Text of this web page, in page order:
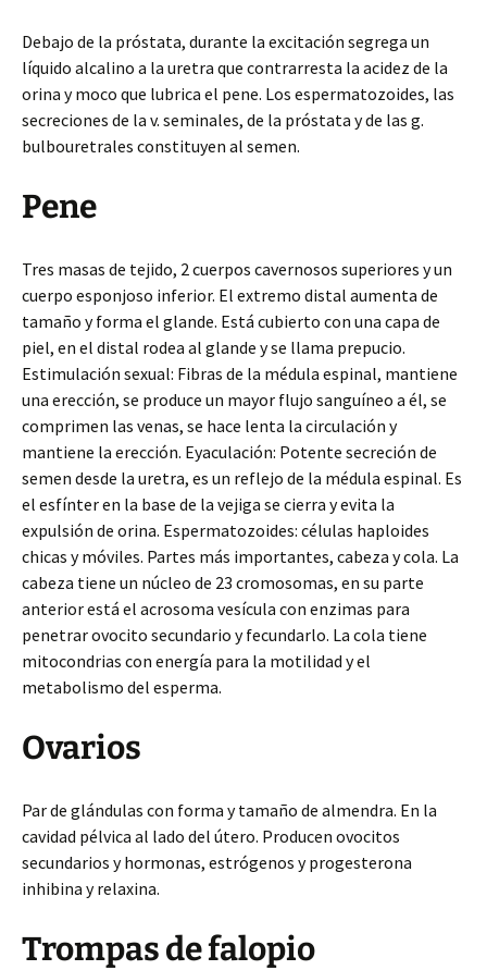
Debajo de la próstata, durante la excitación segrega un
líquido alcalino a la uretra que contrarresta la acidez de la
orina y moco que lubrica el pene. Los espermatozoides, las
secreciones de la v. seminales, de la próstata y de las g.
bulbouretrales constituyen al semen.
Pene
Tres masas de tejido, 2 cuerpos cavernosos superiores y un
cuerpo esponjoso inferior. El extremo distal aumenta de
tamaño y forma el glande. Está cubierto con una capa de
piel, en el distal rodea al glande y se llama prepucio.
Estimulación sexual: Fibras de la médula espinal, mantiene
una erección, se produce un mayor flujo sanguíneo a él, se
comprimen las venas, se hace lenta la circulación y
mantiene la erección. Eyaculación: Potente secreción de
semen desde la uretra, es un reflejo de la médula espinal. Es
el esfínter en la base de la vejiga se cierra y evita la
expulsión de orina. Espermatozoides: células haploides
chicas y móviles. Partes más importantes, cabeza y cola. La
cabeza tiene un núcleo de 23 cromosomas, en su parte
anterior está el acrosoma vesícula con enzimas para
penetrar ovocito secundario y fecundarlo. La cola tiene
mitocondrias con energía para la motilidad y el
metabolismo del esperma.
Ovarios
Par de glándulas con forma y tamaño de almendra. En la
cavidad pélvica al lado del útero. Producen ovocitos
secundarios y hormonas, estrógenos y progesterona
inhibina y relaxina.
Trompas de falopio